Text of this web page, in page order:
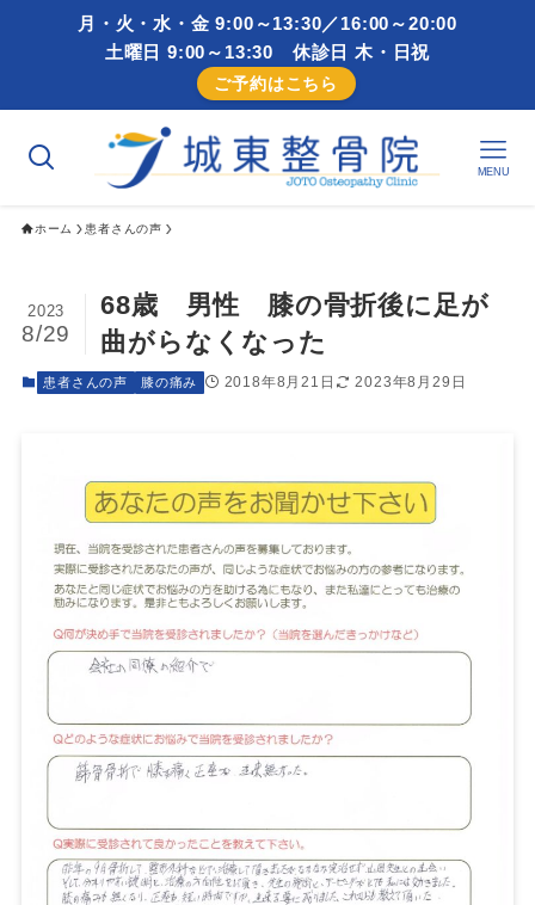
月・火・水・金 9:00～13:30／16:00～20:00
土曜日 9:00～13:30 休診日 木・日祝
ご予約はこちら
MENU
ホーム 患者さんの声
68歳 男性 膝の骨折後に足が
曲がらなくなった
2023
8/29
患者さんの声 膝の痛み 2018年8月21日 2023年8月29日